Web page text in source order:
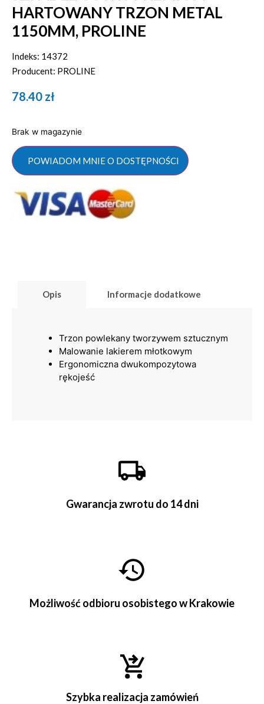
HARTOWANY TRZON METAL
1150MM, PROLINE
Indeks: 14372
Producent: PROLINE
78.40 zł
Brak w magazynie
POWIADOM MNIE O DOSTĘPNOŚCI
Opis Informacje dodatkowe
Trzon powlekany tworzywem sztucznym
Malowanie lakierem młotkowym
Ergonomiczna dwukompozytowa
rękojeść
Gwarancja zwrotu do 14 dni
Możliwość odbioru osobistego w Krakowie
Szybka realizacja zamówień